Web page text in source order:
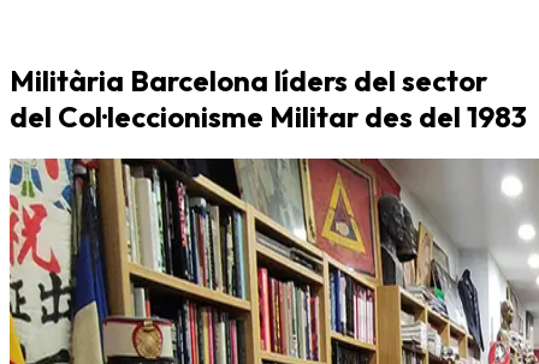
Militària Barcelona líders del sector
del Col·leccionisme Militar des del 1983